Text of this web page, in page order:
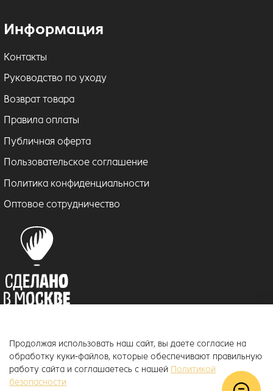
Информация
Контакты
Руководство по уходу
Возврат товара
Правила оплаты
Публичная оферта
Пользовательское соглашение
Политика конфиденциальности
Оптовое сотрудничество
© 2018–2026 ToucanKids ™
Официальный интернет-магазин бренда Toucankids, товары для
новорожденных и детей постарше
Продолжая использовать наш сайт, вы даете согласие на
обработку куки-файлов, которые обеспечивают правильную
работу сайта и соглашаетесь с нашей Политикой
безопасности